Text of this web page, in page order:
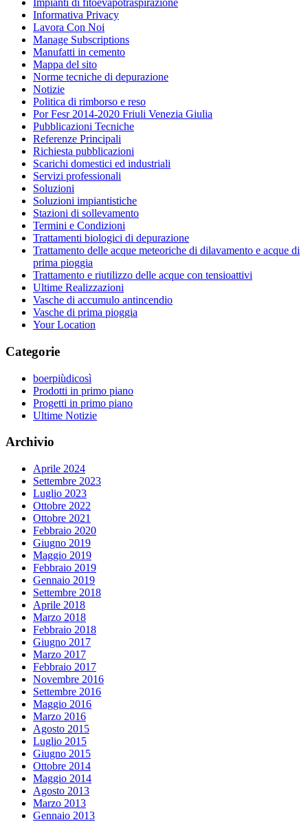
Impianti di fitoevapotraspirazione
Informativa Privacy
Lavora Con Noi
Manage Subscriptions
Manufatti in cemento
Mappa del sito
Norme tecniche di depurazione
Notizie
Politica di rimborso e reso
Por Fesr 2014-2020 Friuli Venezia Giulia
Pubblicazioni Tecniche
Referenze Principali
Richiesta pubblicazioni
Scarichi domestici ed industriali
Servizi professionali
Soluzioni
Soluzioni impiantistiche
Stazioni di sollevamento
Termini e Condizioni
Trattamenti biologici di depurazione
Trattamento delle acque meteoriche di dilavamento e acque di
prima pioggia
Trattamento e riutilizzo delle acque con tensioattivi
Ultime Realizzazioni
Vasche di accumulo antincendio
Vasche di prima pioggia
Your Location
Categorie
boerpiùdicosì
Prodotti in primo piano
Progetti in primo piano
Ultime Notizie
Archivio
Aprile 2024
Settembre 2023
Luglio 2023
Ottobre 2022
Ottobre 2021
Febbraio 2020
Giugno 2019
Maggio 2019
Febbraio 2019
Gennaio 2019
Settembre 2018
Aprile 2018
Marzo 2018
Febbraio 2018
Giugno 2017
Marzo 2017
Febbraio 2017
Novembre 2016
Settembre 2016
Maggio 2016
Marzo 2016
Agosto 2015
Luglio 2015
Giugno 2015
Ottobre 2014
Maggio 2014
Agosto 2013
Marzo 2013
Gennaio 2013